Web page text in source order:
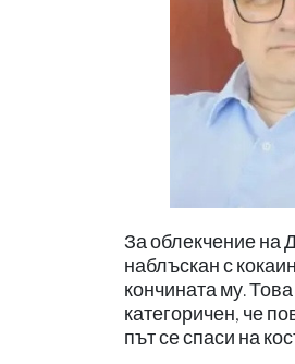
За облекчение на
наблъскан с
кончината му.
категоричен, че
път се спаси на